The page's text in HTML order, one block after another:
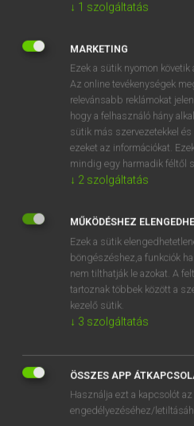
SZOTAR.NET
MICROSOFT
BEÉPÜLŐ
ONLINE
EGYÉNI
OKTATÁSI
VÁLLALATI
SÜTI
↓ 1 szolgáltatás
MARKETING
Ezek a sütik nyomon követik
Az online tevékenységek
relevánsabb reklámokat
hogy a felhasználó hány
sütik más szervezetekkel
ezeket az információkat.
mindig egy harmadik féltől
↓ 2 szolgáltatás
MŰKÖDÉSHEZ
Ezek a sütik
böngészéshez,a funkciók
nem tilthatják le azokat. A
tartoznak többek között a
kezelő sütik.
↓ 3 szolgáltatás
ÖSSZES APP
Használja ezt a kapcsolót
engedélyezéséhez/